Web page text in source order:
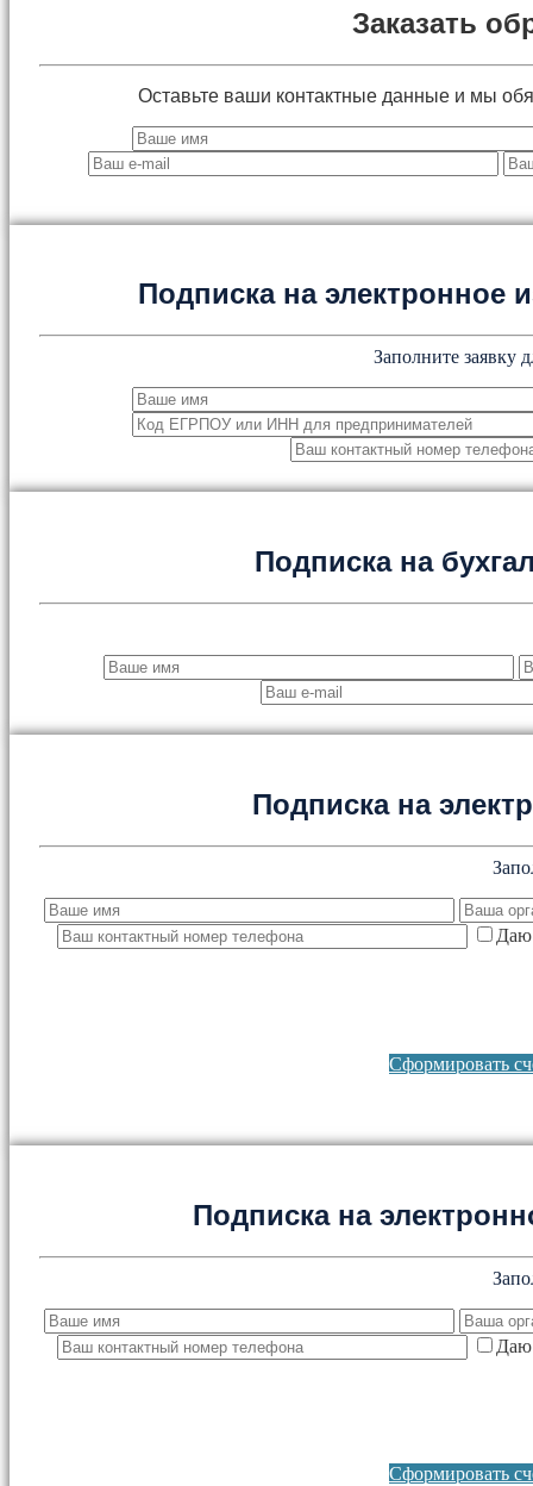
Заказать
Оставьте ваши контактные данные и мы
Подписка на электронное
Заполните заявку
Подписка на
Подписка на
Даю
Сформировать
Подписка на
Даю
Сформировать